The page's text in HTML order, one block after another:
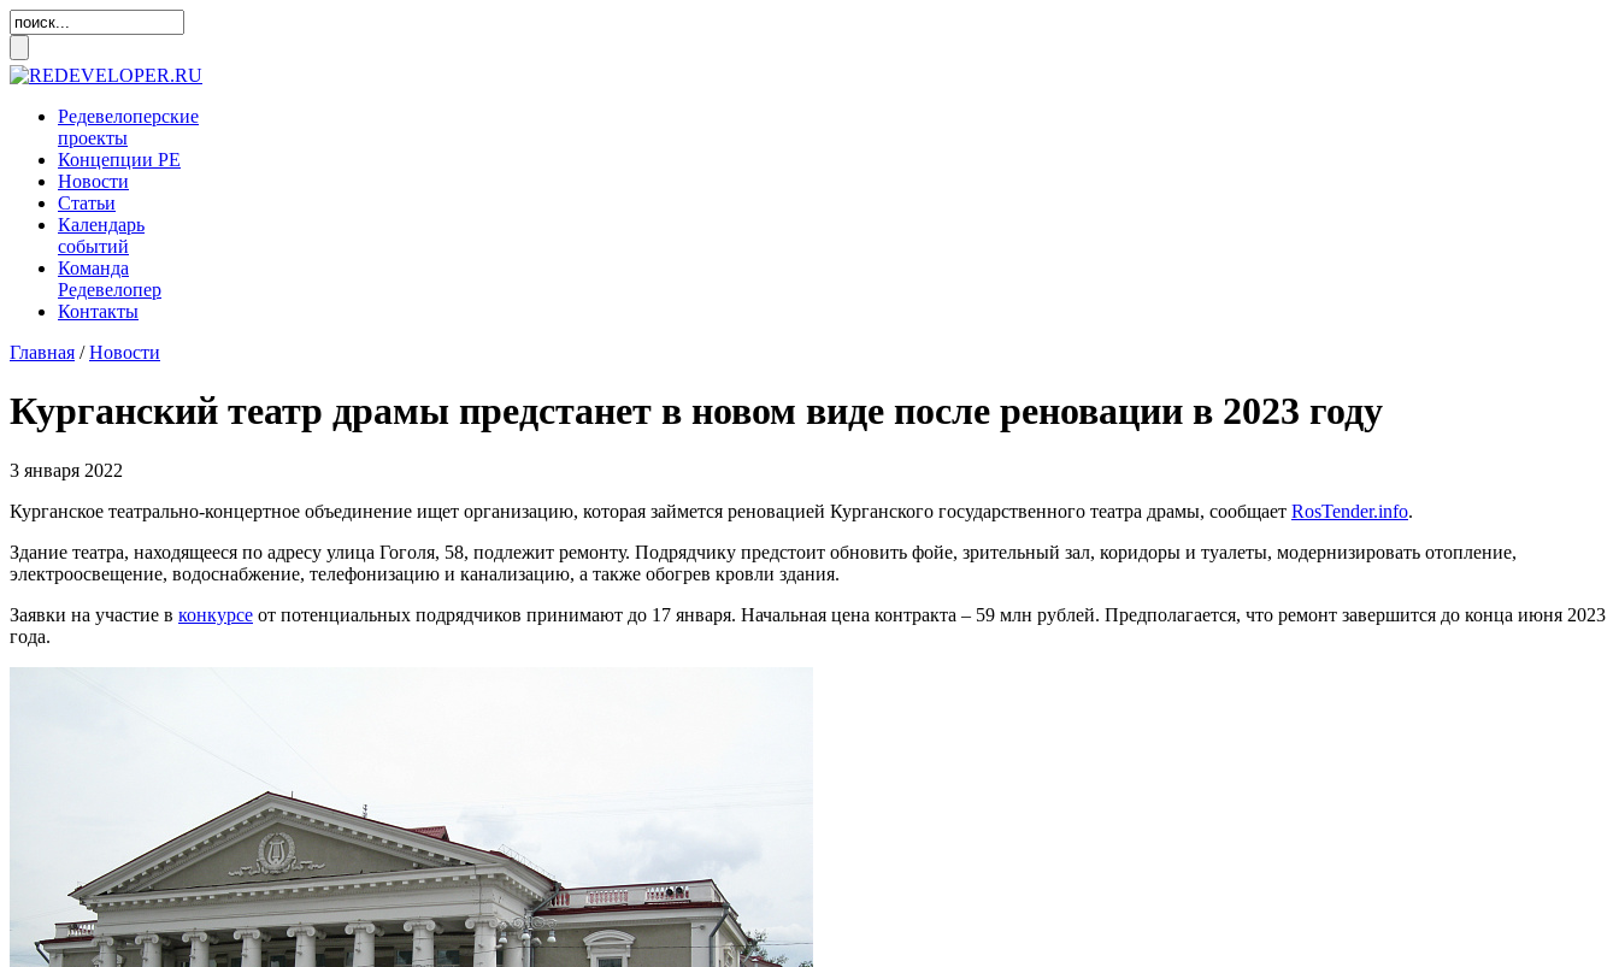
Редевелоперские
проекты
Концепции РЕ
Новости
Статьи
Календарь
событий
Команда
Редевелопер
Контакты
Главная /Новости
Курганский театр драмы предстанет в новом виде после реновации в 2023 году
3 января 2022
Курганское театрально-концертное объединение ищет организацию, которая займется реновацией Курганского государственного театра драмы, сообщает RosTender.info.
Здание театра, находящееся по адресу улица Гоголя, 58, подлежит ремонту. Подрядчику предстоит обновить фойе, зрительный зал, коридоры и туалеты, модернизировать отопление,
электроосвещение, водоснабжение, телефонизацию и канализацию, а также обогрев кровли здания.
Заявки на участие в конкурсе от потенциальных подрядчиков принимают до 17 января. Начальная цена контракта – 59 млн рублей. Предполагается, что ремонт завершится до конца июня 2023
года.